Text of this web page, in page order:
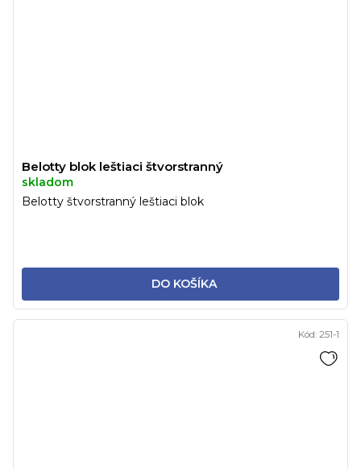
Belotty blok leštiaci štvorstranný
skladom
DO KOŠÍKA
Belotty štvorstranný leštiaci blok
Kód: 251-1